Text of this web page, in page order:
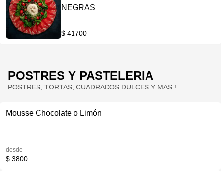
maceradas, Griegas y Negras maceradas/
Nueces y Almendras
NEGRAS
$ 41700
POSTRES Y PASTELERIA
POSTRES, TORTAS, CUADRADOS DULCES Y MAS !
Mousse Chocolate o Limón
desde
$ 3800